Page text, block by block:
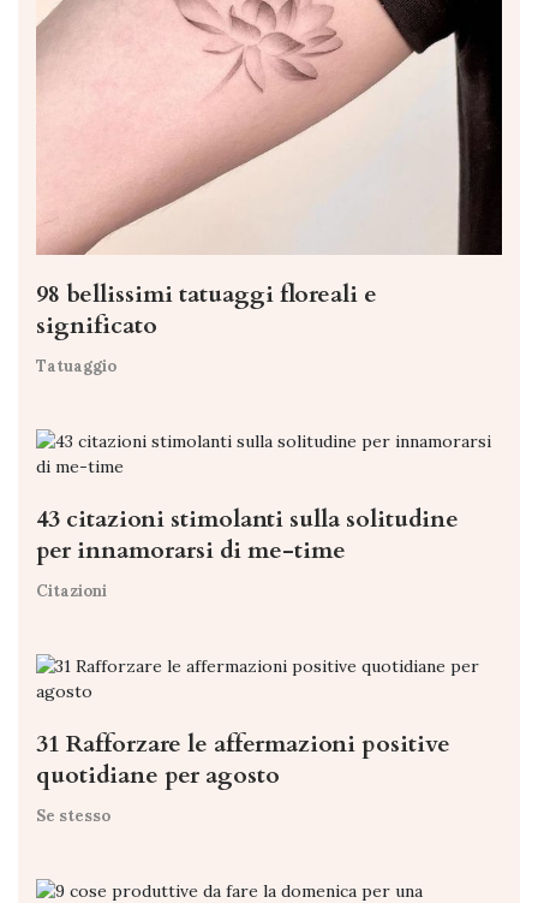
98 bellissimi tatuaggi floreali e
significato
Tatuaggio
43 citazioni stimolanti sulla solitudine
per innamorarsi di me-time
Citazioni
31 Rafforzare le affermazioni positive
quotidiane per agosto
Se stesso